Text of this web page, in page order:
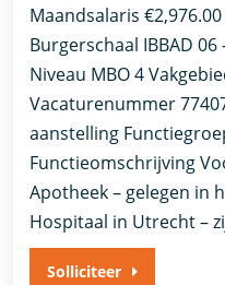
Maandsalaris
Burgerschaal IBBAD
Niveau MBO 4
Vacaturenummer
aanstelling​​
Functieomschrijving
Apotheek – gelegen in
Hospitaal in Utrecht –
Solliciteer